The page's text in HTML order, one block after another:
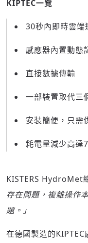
KIPTEC一覽
30秒內即時雲端
感應器內置動態
直接數據傳輸
一部裝置取代三
安裝簡便，只需
耗電量減少高達
KISTERS HydroMet
存在問題，複雜操作
題。」
在德國製造的